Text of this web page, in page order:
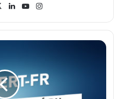
X LinkedinYouTube